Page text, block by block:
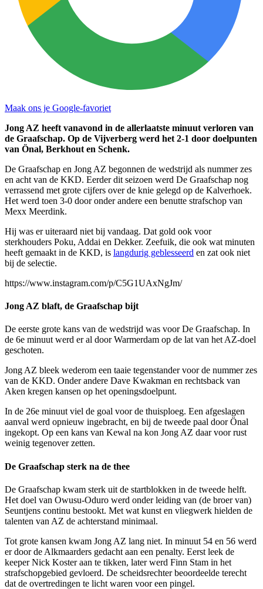
Maak ons je Google-favoriet
Jong AZ heeft vanavond in de allerlaatste minuut verloren van
de Graafschap. Op de Vijverberg werd het 2-1 door doelpunten
van Önal, Berkhout en Schenk.
De Graafschap en Jong AZ begonnen de wedstrijd als nummer zes
en acht van de KKD. Eerder dit seizoen werd De Graafschap nog
verrassend met grote cijfers over de knie gelegd op de Kalverhoek.
Het werd toen 3-0 door onder andere een benutte strafschop van
Mexx Meerdink.
Hij was er uiteraard niet bij vandaag. Dat gold ook voor
sterkhouders Poku, Addai en Dekker. Zeefuik, die ook wat minuten
heeft gemaakt in de KKD, is langdurig geblesseerd en zat ook niet
bij de selectie.
https://www.instagram.com/p/C5G1UAxNgJm/
Jong AZ blaft, de Graafschap bijt
De eerste grote kans van de wedstrijd was voor De Graafschap. In
de 6e minuut werd er al door Warmerdam op de lat van het AZ-doel
geschoten.
Jong AZ bleek wederom een taaie tegenstander voor de nummer zes
van de KKD. Onder andere Dave Kwakman en rechtsback van
Aken kregen kansen op het openingsdoelpunt.
In de 26e minuut viel de goal voor de thuisploeg. Een afgeslagen
aanval werd opnieuw ingebracht, en bij de tweede paal door Önal
ingekopt. Op een kans van Kewal na kon Jong AZ daar voor rust
weinig tegenover zetten.
De Graafschap sterk na de thee
De Graafschap kwam sterk uit de startblokken in de tweede helft.
Het doel van Owusu-Oduro werd onder leiding van (de broer van)
Seuntjens continu bestookt. Met wat kunst en vliegwerk hielden de
talenten van AZ de achterstand minimaal.
Tot grote kansen kwam Jong AZ lang niet. In minuut 54 en 56 werd
er door de Alkmaarders gedacht aan een penalty. Eerst leek de
keeper Nick Koster aan te tikken, later werd Finn Stam in het
strafschopgebied gevloerd. De scheidsrechter beoordeelde terecht
dat de overtredingen te licht waren voor een pingel.